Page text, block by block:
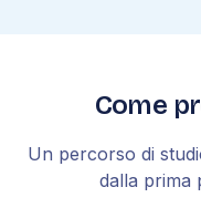
Come
Un percorso di
dalla prima